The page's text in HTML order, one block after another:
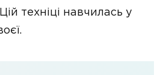
техніці навчилась у